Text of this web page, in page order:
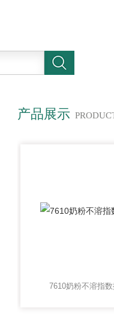
产品展示
7610奶粉不溶指